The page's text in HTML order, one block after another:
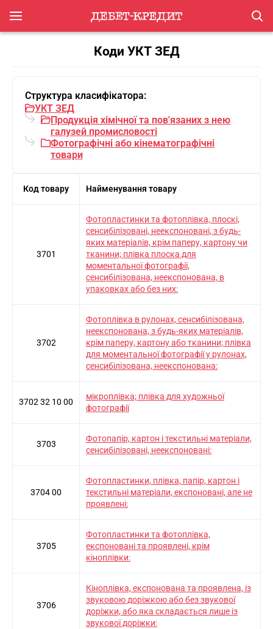
Коди УКТ ЗЕД
Структура класифікатора:
УКТ ЗЕД
Продукцiя хiмiчної та пов'язаних з нею
галузей промисловостi
Фотографiчнi або кiнематографiчнi
товари
Код товару Найменування товару
3701
Фотопластинки та фотоплівка, плоскі,
сенсибілізовані, неекспоновані, з будь-
яких матеріалів, крім паперу, картону чи
тканини; плівка плоска для
моментальної фотографії,
сенсибілізована, неекспонована, в
упаковках або без них:
3702
Фотоплівка в рулонах, сенсибілізована,
неекспонована, з будь-яких матеріалів,
крім паперу, картону або тканини; плівка
для моментальної фотографії у рулонах,
сенсибілізована, неекспонована:
3702 32 10 00
мікроплівка; плівка для художньої
фотографії
3703
Фотопапір, картон і текстильні матеріали,
сенсибілізовані, неекспоновані:
3704 00
Фотопластинки, плівка, папір, картон і
текстильні матеріали, експоновані, але не
проявлені:
3705
Фотопластинки та фотоплівка,
експоновані та проявлені, крім
кіноплівки:
3706
Кіноплівка, експонована та проявлена, із
звуковою доріжкою або без звукової
доріжки, або яка складається лише із
звукової доріжки: